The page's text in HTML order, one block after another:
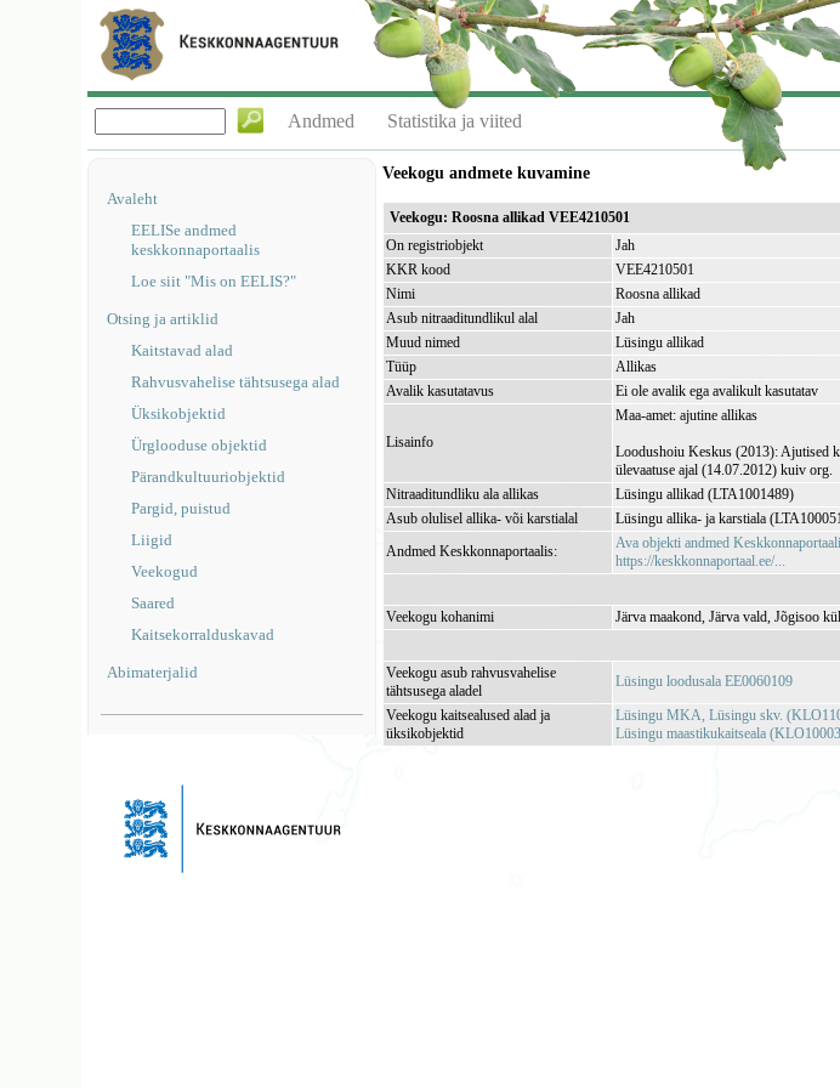
Andmed Statistika ja viited
Avaleht
EELISe andmed
keskkonnaportaalis
Loe siit "Mis on EELIS?"
Otsing ja artiklid
Kaitstavad alad
Rahvusvahelise tähtsusega alad
Üksikobjektid
Ürglooduse objektid
Pärandkultuuriobjektid
Pargid, puistud
Liigid
Veekogud
Saared
Kaitsekorralduskavad
Abimaterjalid
Veekogu andmete kuvamine
Veekogu: Roosna allikad VEE4210501
On registriobjekt
Jah
KKR kood
VEE4210501
Nimi
Roosna allikad
Asub nitraaditundlikul alal
Jah
Muud nimed
Lüsingu allikad
Tüüp
Allikas
Avalik kasutatavus
Ei ole avalik ega avalikult kasutatav
Lisainfo
Maa-amet: ajutine allikas
Loodushoiu Keskus (2013): Ajutised
ülevaatuse ajal (14.07.2012) kuiv org.
Nitraaditundliku ala allikas
Lüsingu allikad (LTA1001489)
Asub olulisel allika- või karstialal
Lüsingu allika- ja karstiala
Andmed Keskkonnaportaalis:
Ava objekti andmed
https://keskkonnaportaal.ee/...
Veekogu kohanimi
Järva maakond, Järva vald, Jõgisoo
Veekogu asub rahvusvahelise
tähtsusega aladel
Lüsingu loodusala EE0060109
Veekogu kaitsealused alad ja
üksikobjektid
Lüsingu MKA, Lüsingu skv.
Lüsingu maastikukaitseala